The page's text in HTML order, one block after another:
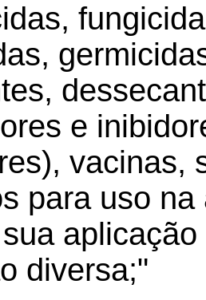
e
vacinas,
para uso
diversa;"